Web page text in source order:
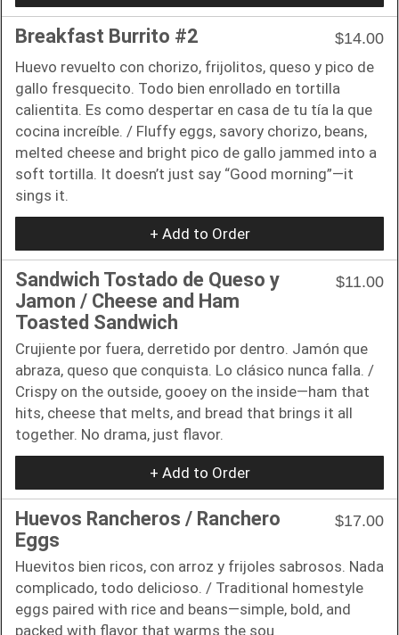
Breakfast Burrito #2
$14.00
Huevo revuelto con chorizo, frijolitos, queso y pico de
gallo fresquecito. Todo bien enrollado en tortilla
calientita. Es como despertar en casa de tu tía la que
cocina increíble. / Fluffy eggs, savory chorizo, beans,
melted cheese and bright pico de gallo jammed into a
soft tortilla. It doesn’t just say “Good morning”—it
sings it.
+ Add to Order
Sandwich Tostado de Queso y
Jamon / Cheese and Ham
Toasted Sandwich
$11.00
Crujiente por fuera, derretido por dentro. Jamón que
abraza, queso que conquista. Lo clásico nunca falla. /
Crispy on the outside, gooey on the inside—ham that
hits, cheese that melts, and bread that brings it all
together. No drama, just flavor.
+ Add to Order
Huevos Rancheros / Ranchero
Eggs
$17.00
Huevitos bien ricos, con arroz y frijoles sabrosos. Nada
complicado, todo delicioso. / Traditional homestyle
eggs paired with rice and beans—simple, bold, and
packed with flavor that warms the sou